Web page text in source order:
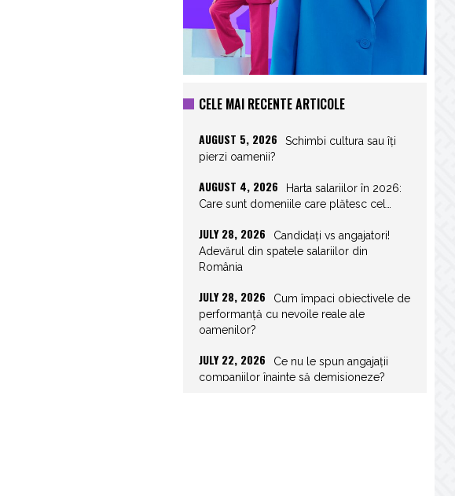
CELE MAI RECENTE ARTICOLE
AUGUST 5, 2026
Schimbi cultura sau îți
pierzi oamenii?
AUGUST 4, 2026
Harta salariilor în 2026:
Care sunt domeniile care plătesc cel…
JULY 28, 2026
Candidați vs angajatori!
Adevărul din spatele salariilor din
România
JULY 28, 2026
Cum împaci obiectivele de
performanță cu nevoile reale ale
oamenilor?
JULY 22, 2026
Ce nu le spun angajații
companiilor înainte să demisioneze?